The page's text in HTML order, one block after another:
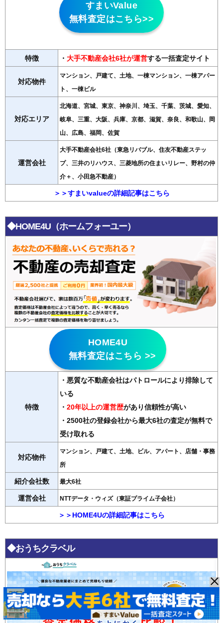
すまいValue
無料査定はこちら>>
特徴 ・ 大手不動産会社6社が運営する一括査定サイト
対応物件
マンション、戸建て、土地、一棟マンション、一棟アパー
ト、一棟ビル
対応エリア
北海道、宮城、東京、神奈川、埼玉、千葉、茨城、愛知、
岐阜、三重、大阪、兵庫、京都、滋賀、奈良、和歌山、岡
山、広島、福岡、佐賀
運営会社
大手不動産会社6社（東急リバブル、住友不動産ステッ
プ、三井のリハウス、三菱地所の住まいリレー、野村の仲
介＋、小田急不動産）
＞＞すまいvalueの詳細記事はこちら
◆HOME4U（ホームフォーユー）
HOME4U
無料査定はこちら >>
特徴
・悪質な不動産会社はパトロールにより排除して
いる
・ 20年以上の運営歴があり信頼性が高い
・2500社の登録会社から最大6社の査定が無料で
受け取れる
対応物件
マンション、戸建て、土地、ビル、アパート、店舗・事務
所
紹介会社数 最大6社
運営会社 NTTデータ・ウィズ（東証プライム子会社）
＞＞HOME4Uの詳細記事はこちら
◆おうちクラベル